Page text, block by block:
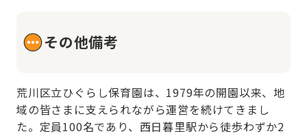
その他備考
荒川区立ひぐらし保育園は、1979年の開園以来、地
域の皆さまに支えられながら運営を続けてきまし
た。定員100名であり、西日暮里駅から徒歩わずか2